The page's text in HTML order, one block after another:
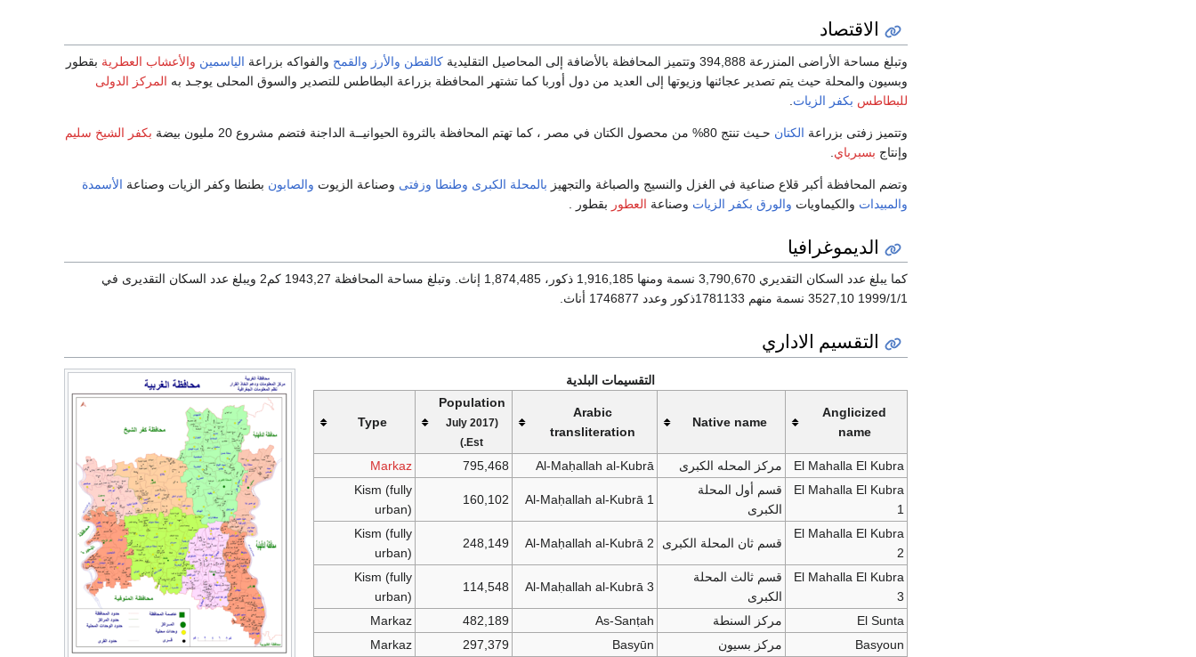
الاقتصاد
وتبلغ مساحة الأراضى المنزرعة 394,888 وتتميز المحافظة بالأضافة إلى المحاصيل التقليدية كالقطن والأرز والقمح والفواكه بزراعة الياسمين والأعشاب العطرية بقطور
وبسيون والمحلة حيث يتم تصدير عجائنها وزيوتها إلى العديد من دول أوربا كما تشتهر المحافظة بزراعة البطاطس للتصدير والسوق المحلى يوجـد به المركز الدولى
للبطاطس بكفر الزيات
وتتميز زفتى بزراعة الكتان حـيث تنتج 80% من محصول الكتان في مصر ، كما تهتم المحافظة بالثروة الحيوانيــة الداجنة فتضم مشروع 20 مليون بيضة
بكفر الشيخ سليم
وإنتاج بسبرباي
وتضم المحافظة أكبر قلاع صناعية في الغزل والنسيج والصباغة والتجهيز بالمحلة الكبرى وطنطا وزفتى وصناعة الزيوت والصابون بطنطا وكفر الزيات وصناعة الأسمدة
والمبيدات والكيماويات والورق بكفر الزيات وصناعة العطور بقطور .
الديموغرافيا
كما يبلغ عدد السكان التقديري 3,790,670 نسمة ومنها 1,916,185 ذكور، 1,874,485 إناث. وتبلغ مساحة المحافظة 1943,27 كم2 ويبلغ عدد السكان التقديرى في
1999/1/1 3527,10 نسمة منهم 1781133ذكور وعدد 1746877 أناث.
التقسيم الاداري
التقسيمات البلدية
Anglicized
name
Native name
Arabic
transliteration
Population
(July 2017
Est.)
Type
El Mahalla El Kubra مركز المحله الكبرى Al-Maḥallah al-Kubrā
795,468
Markaz
El Mahalla El Kubra
1
قسم أول المحلة
الكبرى
Al-Maḥallah al-Kubrā 1
160,102
Kism (fully
urban)
El Mahalla El Kubra
2
قسم ثان المحلة الكبرى Al-Maḥallah al-Kubrā 2
248,149
Kism (fully
urban)
El Mahalla El Kubra
3
قسم ثالث المحلة
الكبرى
Al-Maḥallah al-Kubrā 3
114,548
Kism (fully
urban)
El Sunta
مركز السنطة As-Sanṭah
482,189
Markaz
Basyoun
مركز بسيون Basyūn
297,379
Markaz